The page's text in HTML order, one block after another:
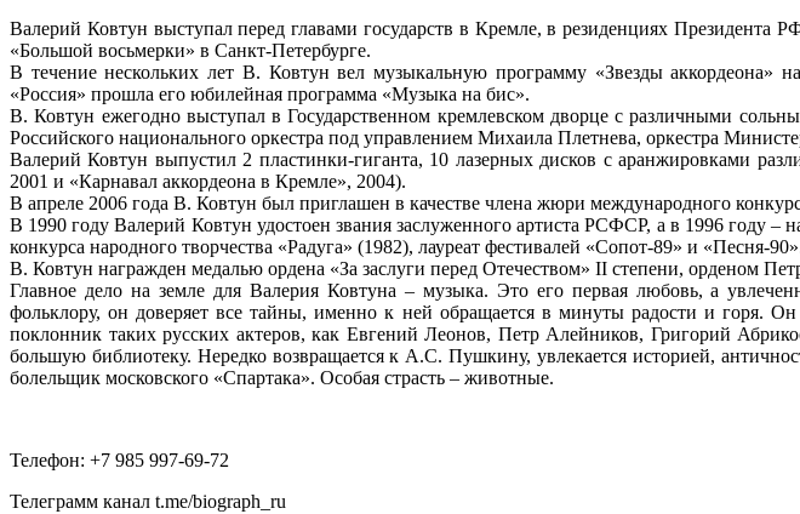
Валерий Ковтун выступал перед главами государств в Кремле, в резиденциях Президента
«Большой восьмерки» в Санкт-Петербурге.
В течение нескольких лет В. Ковтун вел музыкальную программу «Звезды
«Россия» прошла его юбилейная программа «Музыка на бис».
В. Ковтун ежегодно выступал в Государственном кремлевском дворце с различными
Российского национального оркестра под управлением Михаила Плетнева, оркестра
Валерий Ковтун выпустил 2 пластинки-гиганта, 10 лазерных дисков с аранжировками
2001 и «Карнавал аккордеона в Кремле», 2004).
В апреле 2006 года В. Ковтун был приглашен в качестве члена жюри международного
В 1990 году Валерий Ковтун удостоен звания заслуженного артиста РСФСР, а в 1996 году –
конкурса народного творчества «Радуга» (1982), лауреат фестивалей «Сопот-89» и «Песня-
В. Ковтун награжден медалью ордена «За заслуги перед Отечеством» II степени, орденом
Главное дело на земле для Валерия Ковтуна – музыка. Это его первая любовь, а
фольклору, он доверяет все тайны, именно к ней обращается в минуты радости и горя.
поклонник таких русских актеров, как Евгений Леонов, Петр Алейников, Григорий
большую библиотеку. Нередко возвращается к А.С. Пушкину, увлекается историей,
болельщик московского «Спартака». Особая страсть – животные.
Телефон: +7 985 997-69-72
Телеграмм канал t.me/biograph_ru